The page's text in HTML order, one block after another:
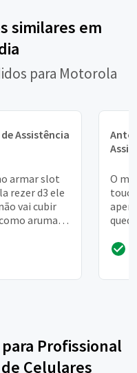
similares em
para Motorola
Assistência
armar slot
rezer d3 ele
vai cubir
arumar
O
Profissional
Celulares